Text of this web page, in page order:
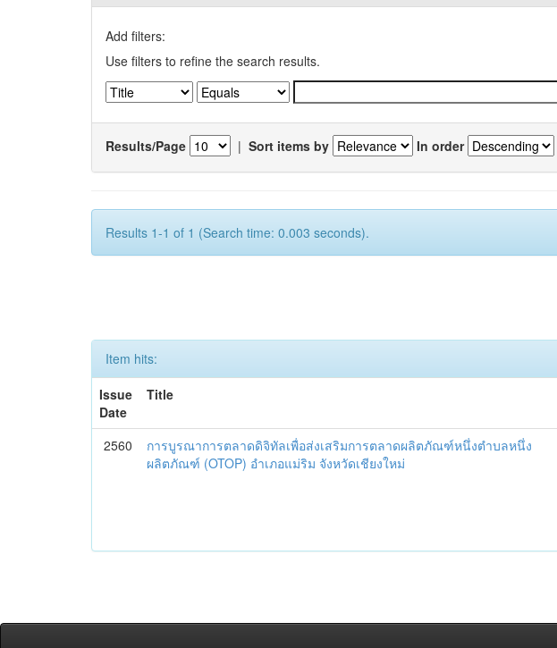
Add filters:
Use filters to refine the search results.
Results/Page | Sort items by In order
Results 1-1 of 1 (Search time: 0.003 seconds).
Item hits:
Issue
Date
Title
2560
การบูรณาการตลาดดิจิทัลเพื่อส่งเสริมการตลาดผลิตภัณฑ์หนึ่งตำบลหนึ่ง
ผลิตภัณฑ์ (OTOP) อำเภอแม่ริม จังหวัดเชียงใหม่